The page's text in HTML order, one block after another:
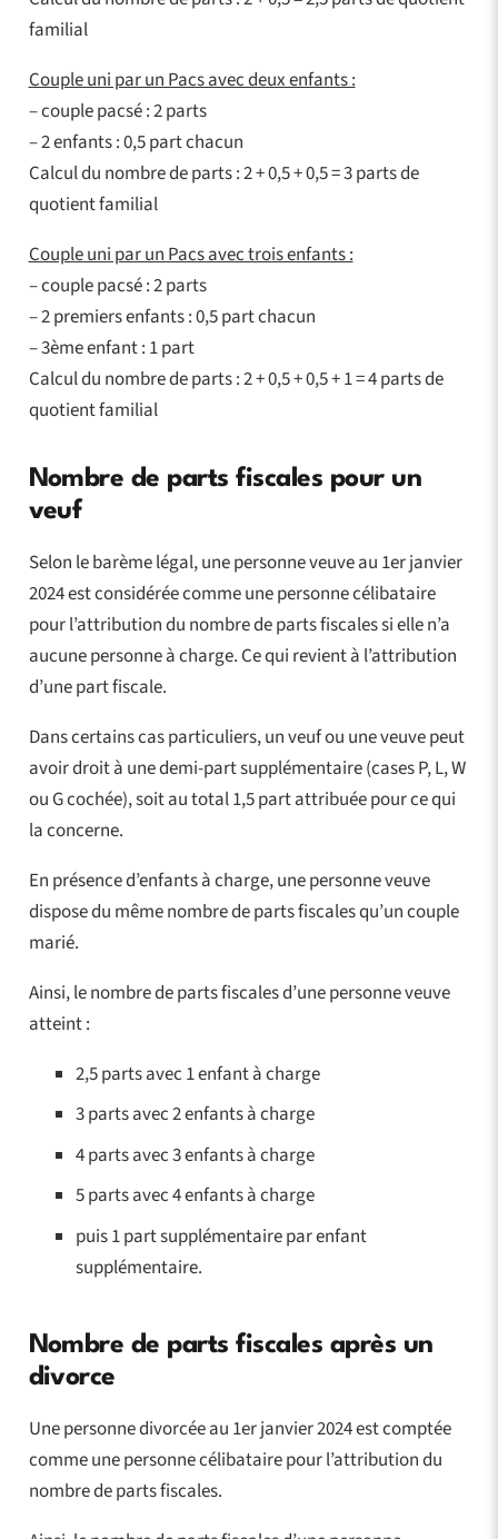
familial
Couple uni par un Pacs avec deux enfants :
– couple pacsé : 2 parts
– 2 enfants : 0,5 part chacun
Calcul du nombre de parts : 2 + 0,5 + 0,5 = 3 parts de
quotient familial
Couple uni par un Pacs avec trois enfants :
– couple pacsé : 2 parts
– 2 premiers enfants : 0,5 part chacun
– 3ème enfant : 1 part
Calcul du nombre de parts : 2 + 0,5 + 0,5 + 1 = 4 parts de
quotient familial
Nombre de parts fiscales pour un
veuf
Selon le barème légal, une personne veuve au 1er janvier
2024 est considérée comme une personne célibataire
pour l’attribution du nombre de parts fiscales si elle n’a
aucune personne à charge. Ce qui revient à l’attribution
d’une part fiscale.
Dans certains cas particuliers, un veuf ou une veuve peut
avoir droit à une demi-part supplémentaire (cases P, L, W
ou G cochée), soit au total 1,5 part attribuée pour ce qui
la concerne.
En présence d’enfants à charge, une personne veuve
dispose du même nombre de parts fiscales qu’un couple
marié.
Ainsi, le nombre de parts fiscales d’une personne veuve
atteint :
2,5 parts avec 1 enfant à charge
3 parts avec 2 enfants à charge
4 parts avec 3 enfants à charge
5 parts avec 4 enfants à charge
puis 1 part supplémentaire par enfant
supplémentaire.
Nombre de parts fiscales après un
divorce
Une personne divorcée au 1er janvier 2024 est comptée
comme une personne célibataire pour l’attribution du
nombre de parts fiscales.